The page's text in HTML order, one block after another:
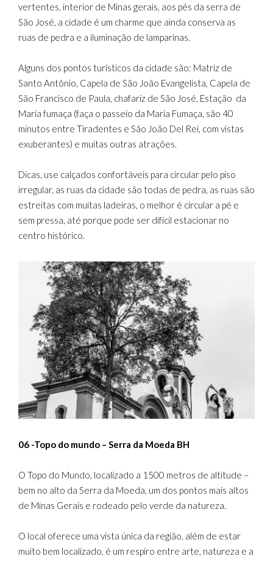
vertentes, interior de Minas gerais, aos pés da serra de
São José, a cidade é um charme que ainda conserva as
ruas de pedra e a iluminação de lamparinas.
Alguns dos pontos turísticos da cidade são: Matriz de
Santo Antônio, Capela de São João Evangelista, Capela de
São Francisco de Paula, chafariz de São José, Estação da
Maria fumaça (faça o passeio da Maria Fumaça, são 40
minutos entre Tiradentes e São João Del Rei, com vistas
exuberantes) e muitas outras atrações.
Dicas, use calçados confortáveis para circular pelo piso
irregular, as ruas da cidade são todas de pedra, as ruas são
estreitas com muitas ladeiras, o melhor é circular a pé e
sem pressa, até porque pode ser difícil estacionar no
centro histórico.
06 -Topo do mundo – Serra da Moeda BH
O Topo do Mundo, localizado a 1500 metros de altitude –
bem no alto da Serra da Moeda, um dos pontos mais altos
de Minas Gerais e rodeado pelo verde da natureza.
O local oferece uma vista única da região, além de estar
muito bem localizado, é um respiro entre arte, natureza e a